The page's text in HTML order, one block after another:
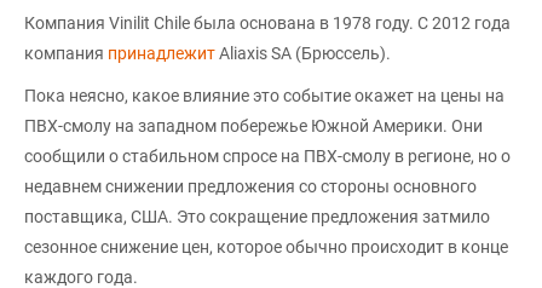
Компания Vinilit Chile была основана в 1978 году. С 2012 года
компания принадлежитAliaxis SA (Брюссель).
Пока неясно, какое влияние это событие окажет на цены на
ПВХ-смолу на западном побережье Южной Америки. Они
сообщили о стабильном спросе на ПВХ-смолу в регионе, но о
недавнем снижении предложения со стороны основного
поставщика, США. Это сокращение предложения затмило
сезонное снижение цен, которое обычно происходит в конце
каждого года.